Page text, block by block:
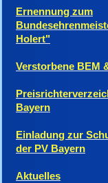
Ernennung zum
Holert"
Verstorbene BEM
Bayern
Einladung zur
der PV Bayern
Aktuelles